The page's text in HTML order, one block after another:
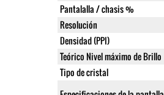
Pantalalla / chasis %
Resolución
Densidad (PPI)
Teórico Nivel máximo de Brillo
Tipo de cristal